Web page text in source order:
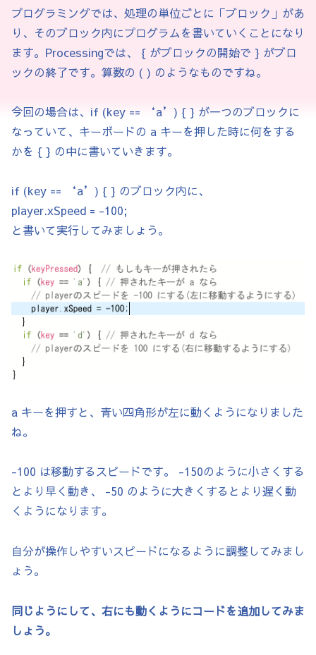
      text("GOAL!!", width/2, height/2);
      return;
    }
    ySpeed += gravity * dt;
    y += ySpeed * dt;
    // ブロックとの当たり判定
    for (BlockBase b : blocks) {
if (checkCollisionRect(x, y, size,
      }
    }
    fill(50, 100, 255);
    rect(x, y, size, size);
  // 当たり判定メソッド
boolean checkCollisionRect(float x1,
      (y1 + h1 > y2) && (y1 < y2 + h2);
  }
  void reset(float rx, float ry) {
    this.y = ry;
    this.ySpeed = 0;
}
プログラミングでは、処理の単位ごとに「ブロック」があ
り、そのブロック内にプログラムを書いていくことになり
ます。Processingでは、 { がブロックの開始で } がブロ
ックの終了です。算数の ( ) のようなものですね。
今回の場合は、if (key == ‘a’) { } が一つのブロックに
なっていて、キーボードの a キーを押した時に何をする
かを { } の中に書いていきます。
if (key == ‘a’) { } のブロック内に、
player.xSpeed = -100;
と書いて実行してみましょう。
a キーを押すと、青い四角形が左に動くようになりました
ね。
-100 は移動するスピードです。 -150のように小さくする
とより早く動き、 -50 のように大きくするとより遅く動
くようになります。
自分が操作しやすいスピードになるように調整してみまし
ょう。
同じようにして、右にも動くようにコードを追加してみま
しょう。